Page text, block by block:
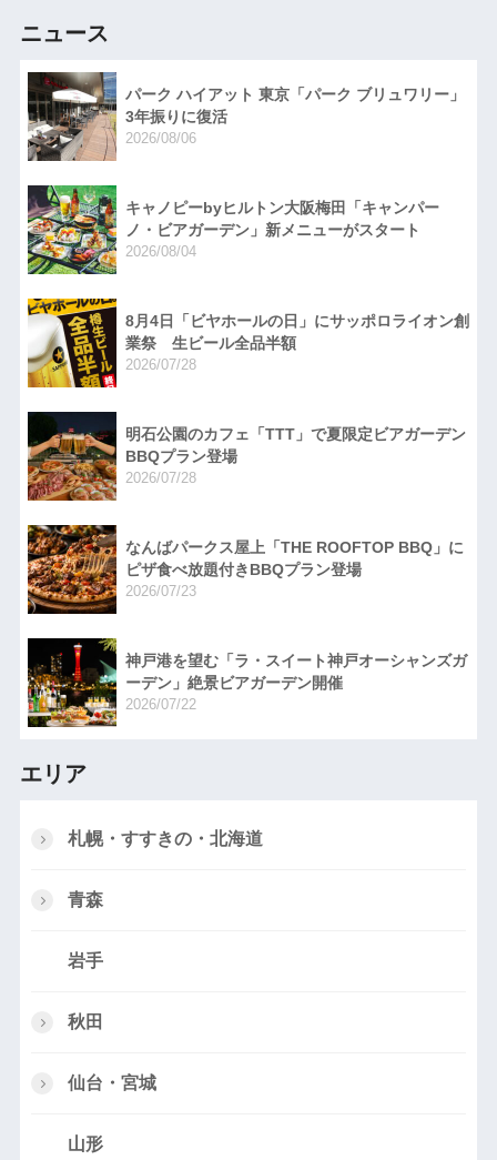
ニュース
パーク ハイアット 東京「パーク ブリュワリー」
3年振りに復活
2026/08/06
キャノピーbyヒルトン大阪梅田「キャンパー
ノ・ビアガーデン」新メニューがスタート
2026/08/04
8月4日「ビヤホールの日」にサッポロライオン創
業祭 生ビール全品半額
2026/07/28
明石公園のカフェ「TTT」で夏限定ビアガーデン
BBQプラン登場
2026/07/28
なんばパークス屋上「THE ROOFTOP BBQ」に
ピザ食べ放題付きBBQプラン登場
2026/07/23
神戸港を望む「ラ・スイート神戸オーシャンズガ
ーデン」絶景ビアガーデン開催
2026/07/22
エリア
札幌・すすきの・北海道
青森
岩手
秋田
仙台・宮城
山形